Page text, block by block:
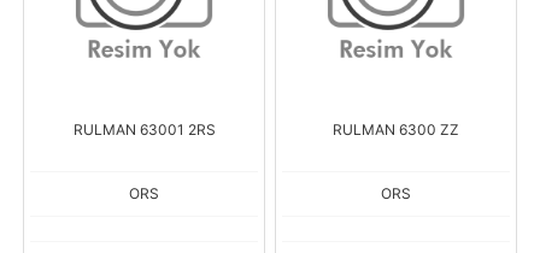
RULMAN 63001 2RS
ORS
RULMAN 6300 ZZ
ORS